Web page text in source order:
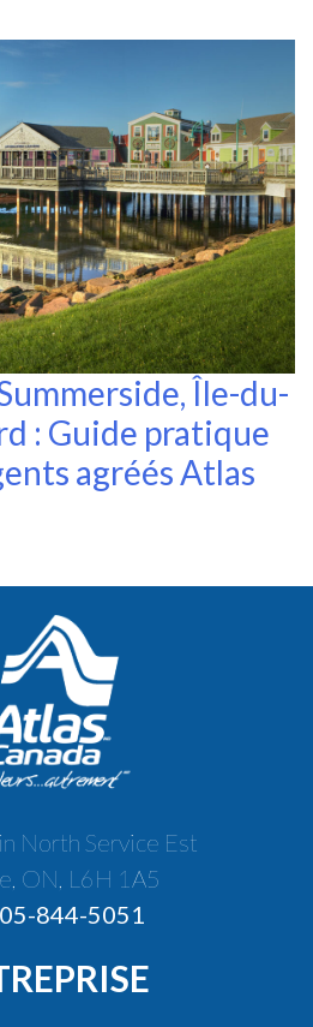
Île-du-
: Guide pratique
agréés Atlas
North Service Est
ON, L6H 1A5
844-5051